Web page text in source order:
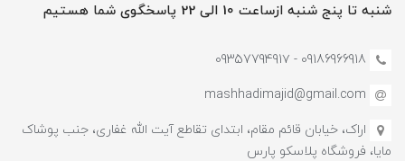
شنبه تا پنج شنبه ازساعت 10 الی 22 پاسخگوی شما هستیم
09186966918 - 0935779491۷
mashhadimajid@gmail.com
اراک، خیابان قائم مقام، ابتدای تقاطع آیت الله غفاری، جنب پوشاک
مایا، فروشگاه پلاسکو پارس